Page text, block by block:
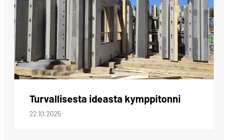
Turvallisesta ideasta kymppitonni
22.10.2025